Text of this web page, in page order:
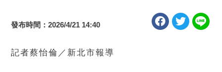
發布時間：2026/4/21 14:40
記者蔡怡倫／新北市報導